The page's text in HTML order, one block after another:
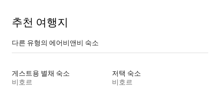
추천 여행지
다른 유형의 에어비앤비 숙소
게스트용 별채 숙소
비호르
저택 숙소
비호르